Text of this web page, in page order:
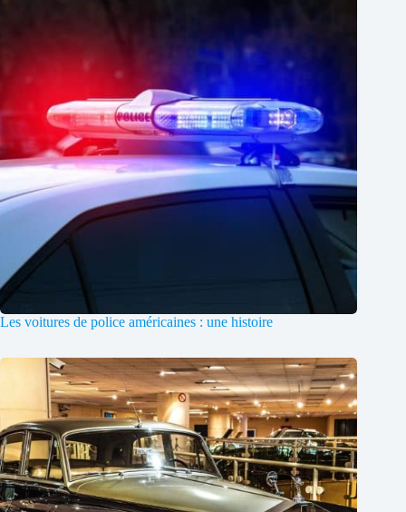
Les voitures de police américaines : une histoire